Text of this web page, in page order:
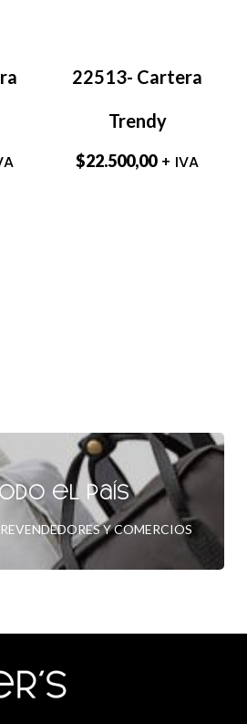
22513- Cartera
Trendy
$22.500,00 + IVA
el país
Y COMERCIOS